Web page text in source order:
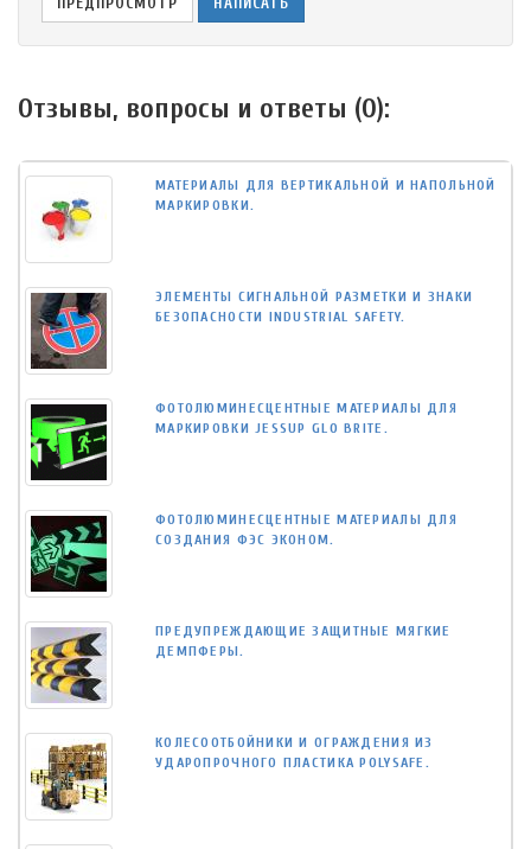
Отзывы, вопросы и ответы (0):
МАТЕРИАЛЫ ДЛЯ ВЕРТИКАЛЬНОЙ И НАПОЛЬНОЙ
МАРКИРОВКИ.
ЭЛЕМЕНТЫ СИГНАЛЬНОЙ РАЗМЕТКИ И ЗНАКИ
БЕЗОПАСНОСТИ INDUSTRIAL SAFETY.
ФОТОЛЮМИНЕСЦЕНТНЫЕ МАТЕРИАЛЫ ДЛЯ
МАРКИРОВКИ JESSUP GLO BRITE.
ФОТОЛЮМИНЕСЦЕНТНЫЕ МАТЕРИАЛЫ ДЛЯ
СОЗДАНИЯ ФЭС ЭКОНОМ.
ПРЕДУПРЕЖДАЮЩИЕ ЗАЩИТНЫЕ МЯГКИЕ
ДЕМПФЕРЫ.
КОЛЕСООТБОЙНИКИ И ОГРАЖДЕНИЯ ИЗ
УДАРОПРОЧНОГО ПЛАСТИКА POLYSAFE.